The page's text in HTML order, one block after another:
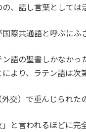
、話し言葉としては
際共通語と呼ぶにふ
語の聖書しかなか
より、ラテン語は次
交）で重んじられた
と言われるほどに